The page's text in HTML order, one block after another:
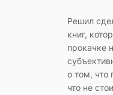
Решил
книг,
прокачке
о том, что
что не